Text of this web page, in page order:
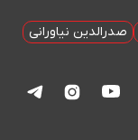
صدرالدین نیاورانی